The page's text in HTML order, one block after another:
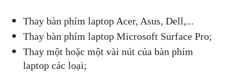
Thay bàn phím laptop Acer, Asus, Dell,...
Thay bàn phím laptop Microsoft Surface Pro;
Thay một hoặc một vài nút của bàn phím
laptop các loại;